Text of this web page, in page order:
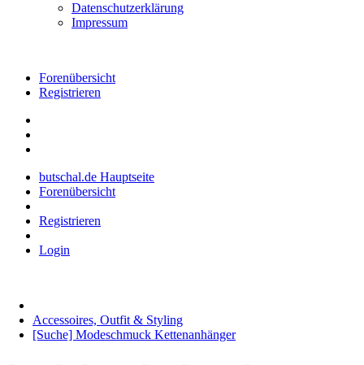
Datenschutzerklärung
Impressum
Forenübersicht
Registrieren
butschal.de Hauptseite
Forenübersicht
Registrieren
Login
Accessoires, Outfit & Styling
[Suche] Modeschmuck Kettenanhänger